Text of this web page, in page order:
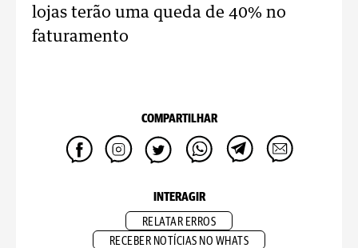
lojas terão uma queda de 40% no
faturamento
COMPARTILHAR
INTERAGIR
RELATAR ERROS
RECEBER NOTÍCIAS NO WHATS